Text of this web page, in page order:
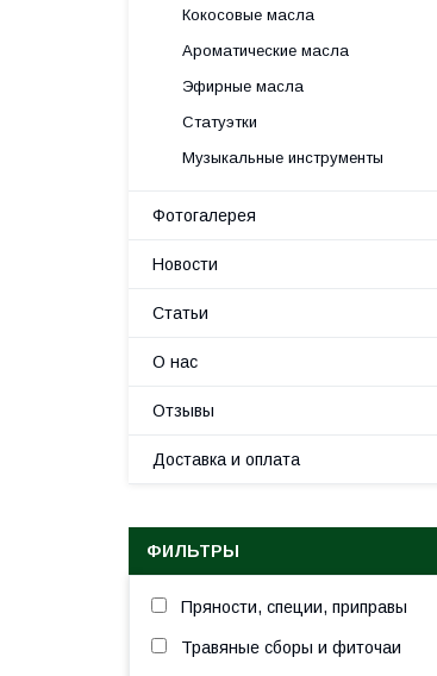
Кокосовые масла
Ароматические масла
Эфирные масла
Статуэтки
Музыкальные инструменты
Фотогалерея
Новости
Статьи
О нас
Отзывы
Доставка и оплата
ФИЛЬТРЫ
Пряности, специи, приправы
Травяные сборы и фиточаи